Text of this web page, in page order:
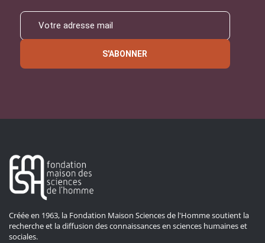
S'ABONNER
Créée en 1963, la Fondation Maison Sciences de l'Homme soutient la
recherche et la diffusion des connaissances en sciences humaines et
sociales.